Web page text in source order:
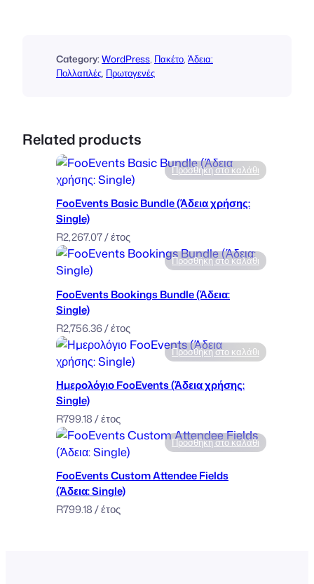
P
r
n
d
l
e
(
L
i
c
e
n
s
e
:
M
l
t
i
p
l
e
)
π
Category:WordPress Πακέτο Άδεια:
Πολλαπλές Πρωτογενές
Related products
Προσθήκη στο καλάθι
FooEvents Basic Bundle (Άδεια χρήσης:
Single)
R2,267.07/ έτος
Προσθήκη στο καλάθι
FooEvents Bookings Bundle (Άδεια:
Single)
R2,756.36/ έτος
Προσθήκη στο καλάθι
Ημερολόγιο FooEvents (Άδεια χρήσης:
Single)
R799.18/ έτος
Προσθήκη στο καλάθι
FooEvents Custom Attendee Fields
(Άδεια: Single)
R799.18/ έτος